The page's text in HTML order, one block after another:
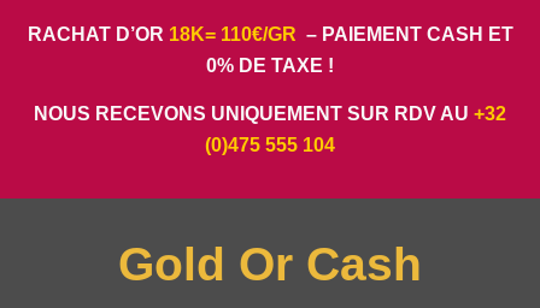
RACHAT D’OR 18K= 110€/GR – PAIEMENT CASH ET
0% DE TAXE !
NOUS RECEVONS UNIQUEMENT SUR RDV AU +32
(0)475 555 104
Gold Or Cash